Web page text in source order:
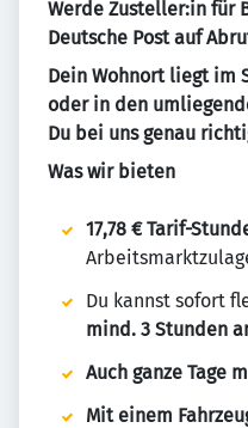
Werde Zusteller:in für
Deutsche Post auf
Dein Wohnort liegt im
oder in den
Du bei uns genau
Was wir bieten
17,78 € Tarif-
Du kannst sofort
mind. 3 Stunden
Auch ganze Tage
Mit einem